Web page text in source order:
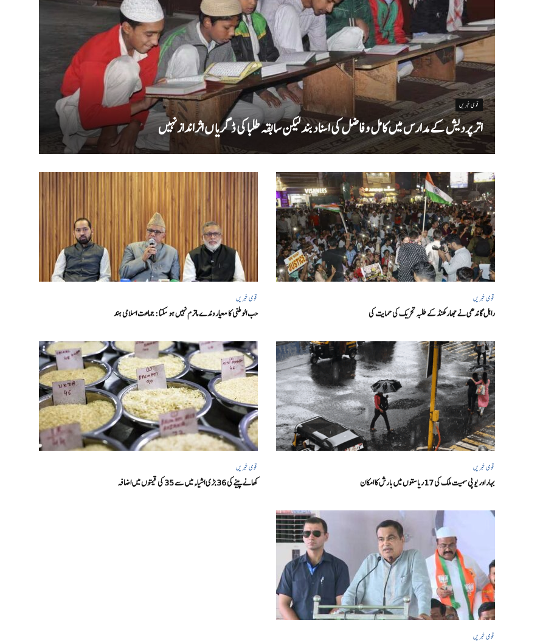
قومی خبریں
اتر پردیش کےمدارس میں کامل و فاضل کی اسناد بند لیکن سابقہ طلبا کی ڈگریا ں اثرانداز نہیں
قومی خبریں
راہل گاندھی نے جھارکھنڈ کے طلبہ تحریک کی حمایت کی
قومی خبریں
حب الوطنی کا معیار وندے ماترم نہیں ہو سکتا : جماعت اسلامی ہند
قومی خبریں
بہار اور یو پی سمیت ملک کی 17ریاستوں میں بارش کا امکان
قومی خبریں
کھانے پینے کی 36 بڑی اشیاء میں سے 35 کی قیمتوں میں اضافہ
قومی خبریں